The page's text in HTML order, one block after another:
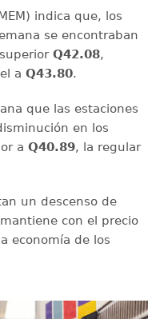
indica que, los
se encontraban
Q42.08,
a Q43.80.
que las estaciones
en los
a Q40.89, la regular
un descenso de
con el precio
economía de los